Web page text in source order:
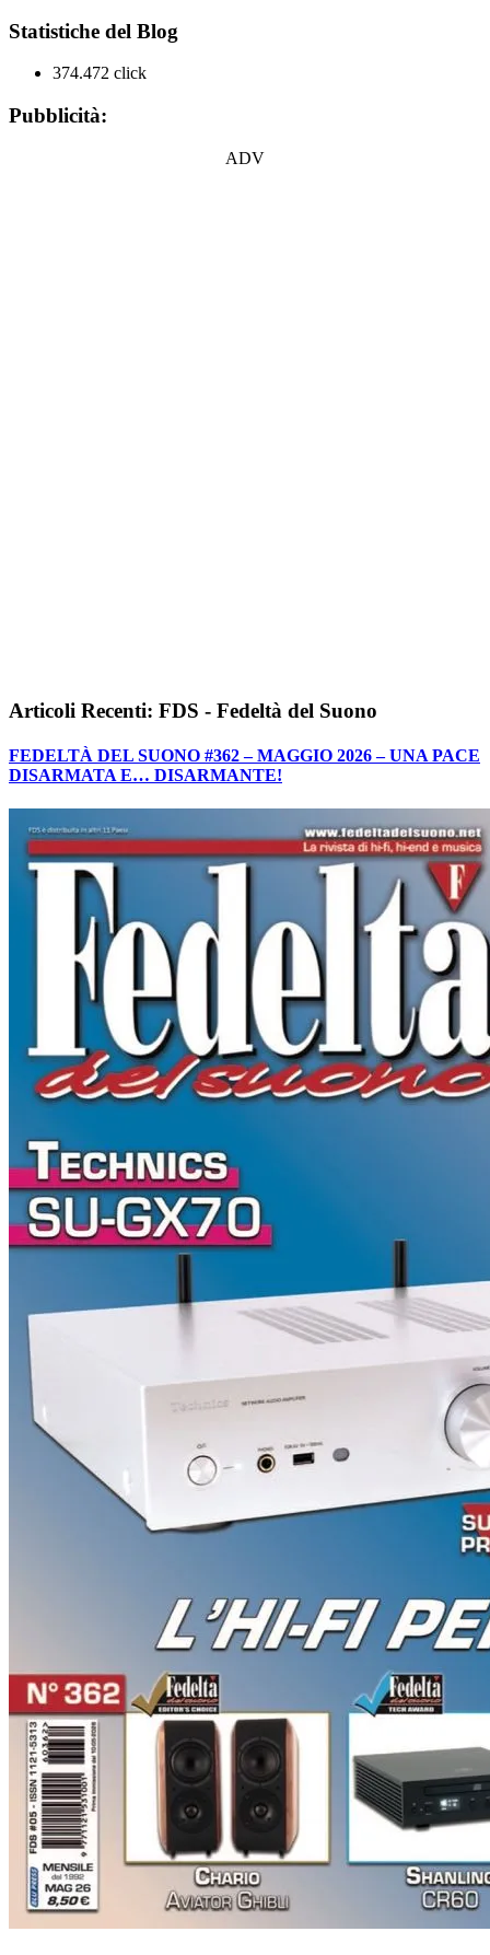
Statistiche del Blog
374.472 click
Pubblicità:
ADV
Articoli Recenti: FDS - Fedeltà del Suono
FEDELTÀ DEL SUONO #362 – MAGGIO 2026 – UNA PACE
DISARMATA E… DISARMANTE!